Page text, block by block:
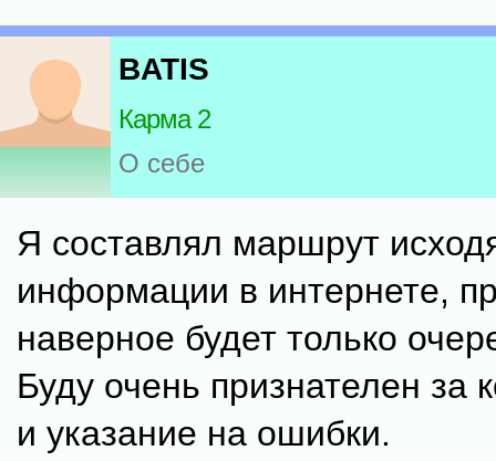
BATIS
Карма 2
О себе
Я составлял маршрут
информации в интернете,
наверное будет только
Буду очень признателен за
и указание на ошибки.